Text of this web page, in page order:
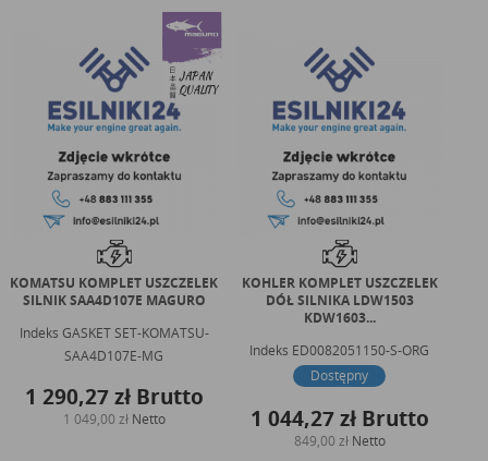
KOMATSU KOMPLET USZCZELEK
SILNIK SAA4D107E MAGURO
Indeks GASKET SET-KOMATSU-
SAA4D107E-MG
1 290,27 złBrutto
1 049,00 zł Netto
KOHLER KOMPLET USZCZELEK
DÓŁ SILNIKA LDW1503
KDW1603...
Indeks ED0082051150-S-ORG
Dostępny
1 044,27 złBrutto
849,00 zł Netto